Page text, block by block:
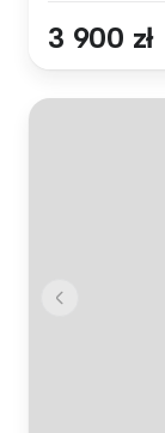
3 900 zł